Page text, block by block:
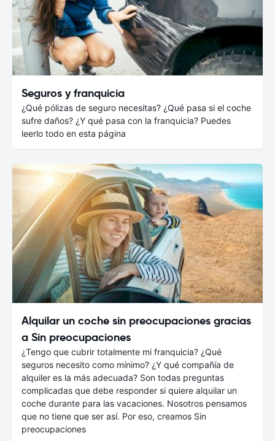
Seguros y franquicia
¿Qué pólizas de seguro necesitas? ¿Qué pasa si el coche
sufre daños? ¿Y qué pasa con la franquicia? Puedes
leerlo todo en esta página
Alquilar un coche sin preocupaciones gracias
a Sin preocupaciones
¿Tengo que cubrir totalmente mi franquicia? ¿Qué
seguros necesito como mínimo? ¿Y qué compañía de
alquiler es la más adecuada? Son todas preguntas
complicadas que debe responder si quiere alquilar un
coche durante para las vacaciones. Nosotros pensamos
que no tiene que ser así. Por eso, creamos Sin
preocupaciones